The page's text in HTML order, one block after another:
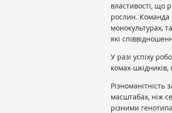
властивості, що
рослин. Команда
монокультурах,
які
У разі успіху
комах-
масштабах, ніж
різними